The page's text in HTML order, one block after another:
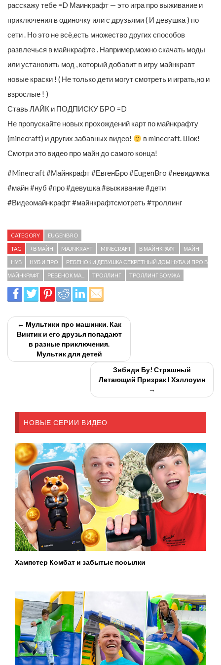
расскажу тебе =D Маинкрафт — это игра про выживание и
приключения в одиночку или с друзьями ( И девушка ) по
сети . Но это не всё,есть множество других способов
развлечься в майнкрафте . Например,можно скачать моды
или установить мод , который добавит в игру майнкравт
новые краски ! ( Не только дети могут смотреть и играть,но и
взрослые ! )
Ставь ЛАЙК и ПОДПИСКУ БРО =D
Не пропускайте новых прохождений карт по майнкрафту
(minecraft) и других забавных видео!
в minecraft. Шок!
Смотри это видео про майн до самого конца!
#Minecraft #Майнкрафт #ЕвгенБро #EugenBro #невидимка
#майн #нуб #про #девушка #выживание #дети
#Видеомайнкрафт #майнкрафтсмотреть #троллинг
CATEGORY EUGENBRO
TAG +В МАЙН MAJNKRAFT MINECRAFT В МАЙНКРАФТ МАЙН
НУБ НУБ И ПРО РЕБЕНОК И ДЕВУШКА СЕКРЕТНЫЙ ДОМ НУБА И ПРО В
МАЙНКРАФТ РЕБЕНОК МА... ТРОЛЛИНГ ТРОЛЛИНГ БОМЖА
← Мультики про машинки. Как
Винтик и его друзья попадают
в разные приключения.
Мультик для детей
Зибиди Бу! Страшный
Летающий Призрак I Хэллоуин
→
НОВЫЕ СЕРИИ ВИДЕО
Хампстер Комбат и забытые посылки